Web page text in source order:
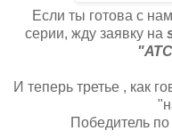
Если ты готова с
серии, жду заявку на
И теперь третье , как
Победитель